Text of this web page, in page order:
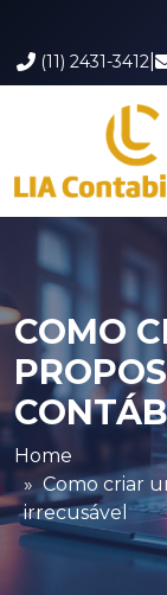
(11) 2431-3412|
COMO
Home
Como criar
irrecusável